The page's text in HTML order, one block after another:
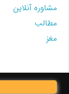
مشاوره آنلاین
مطالب
مغز